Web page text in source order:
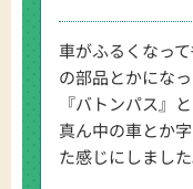
車がふるくなっ
の部品とかにな
『バトンパス』
真ん中の車とか
た感じにしました